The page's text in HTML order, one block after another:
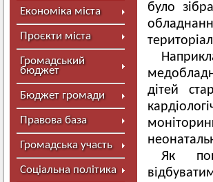
Економіка міста
Проєкти міста
Громадський
бюджет
Бюджет громади
Правова база
Громадська участь
Соціальна політика
було
дітей
Як